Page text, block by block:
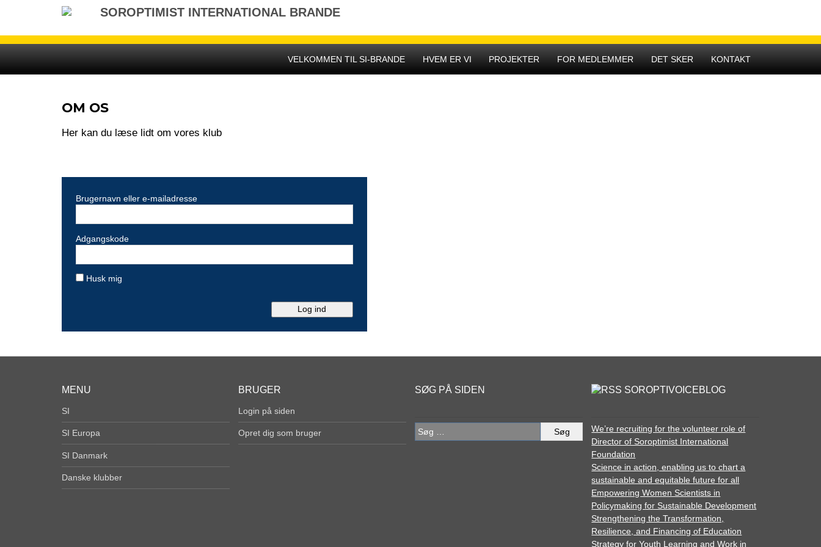
SOROPTIMIST INTERNATIONAL BRANDE
VELKOMMEN TIL SI-BRANDE
HVEM ER VI PROJEKTER FOR MEDLEMMER DET SKER KONTAKT
OM OS
Her kan du læse lidt om vores klub
Brugernavn eller e-mailadresse
Adgangskode
Husk mig
MENU
SI
SI Europa
SI Danmark
Danske klubber
BRUGER
Login på siden
Opret dig som bruger
SØG PÅ SIDEN
Søg
efter:
SOROPTIVOICEBLOG
We’re recruiting for the volunteer role of
Director of Soroptimist International
Foundation
Science in action, enabling us to chart a
sustainable and equitable future for all
Empowering Women Scientists in
Policymaking for Sustainable Development
Strengthening the Transformation,
Resilience, and Financing of Education
Strategy for Youth Learning and Work in